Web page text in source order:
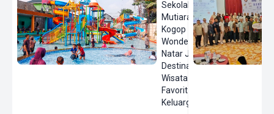
Sekolah,
Mutiara
Kogop
Wonderland
Natar Jadi
Destinasi
Wisata Air
Favorit
Keluarga